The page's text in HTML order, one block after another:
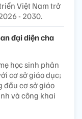
Việt Nam trở
- 2030.
đại diện cha
học sinh phản
cơ sở giáo dục;
đầu cơ sở giáo
và công khai